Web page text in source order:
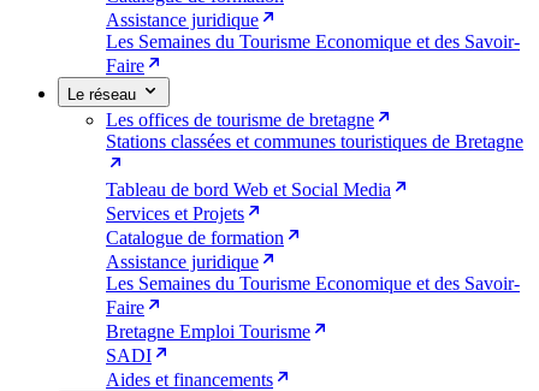
Assistance juridique
Les Semaines du Tourisme Economique et des Savoir-
Faire
Le réseau
Les offices de tourisme de bretagne
Stations classées et communes touristiques de Bretagne
Tableau de bord Web et Social Media
Services et Projets
Catalogue de formation
Assistance juridique
Les Semaines du Tourisme Economique et des Savoir-
Faire
Bretagne Emploi Tourisme
SADI
Aides et financements